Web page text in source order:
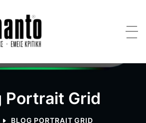
Portrait Grid
BLOG PORTRAIT GRID